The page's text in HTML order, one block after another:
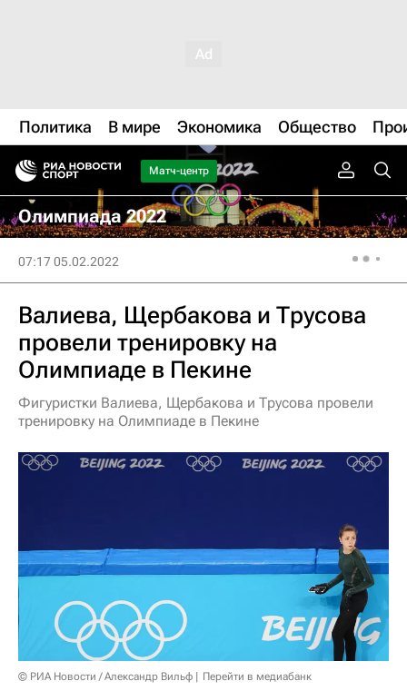
Политика В мире Экономика Общество
Матч-центр
Олимпиада 2022
07:17 05.02.2022
Валиева, Щербакова и Трусова
провели тренировку на
Олимпиаде в Пекине
Фигуристки Валиева, Щербакова и Трусова провели
тренировку на Олимпиаде в Пекине
© РИА Новости / Александр Вильф Перейти в медиабанк